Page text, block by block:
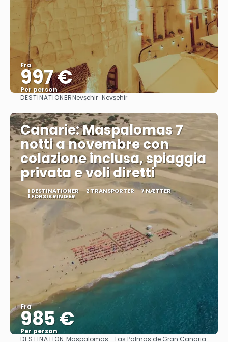
Fra
997 €
Per person
Se
DESTINATIONERNevşehir · Nevşehir
Canarie: Maspalomas 7
notti a novembre con
colazione inclusa, spiaggia
privata e voli diretti
1 DESTINATIONER 2 TRANSPORTER 7 NÆTTER
1 FORSIKRINGER
Fra
985 €
Per person
DESTINATION:Maspalomas - Las Palmas de Gran Canaria